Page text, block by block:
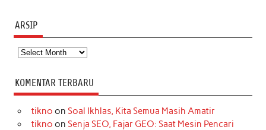
ARSIP
Arsip
KOMENTAR TERBARU
tikno on Soal Ikhlas, Kita Semua Masih Amatir
tikno on Senja SEO, Fajar GEO: Saat Mesin Pencari